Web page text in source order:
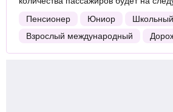
Пенсионер
Юниор Школьный
Взрослый международный